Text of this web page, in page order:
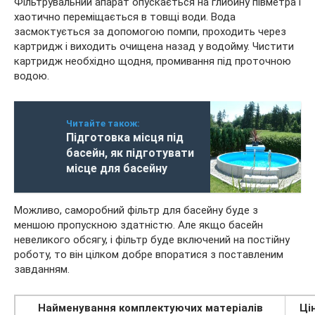
хаотично переміщається в товщі води. Вода
засмоктується за допомогою помпи, проходить через
картридж і виходить очищена назад у водойму. Чистити
картридж необхідно щодня, промивання під проточною
водою.
Читайте також:
Підготовка місця під
басейн, як підготувати
місце для басейну
Можливо, саморобний фільтр для басейну буде з
меншою пропускною здатністю. Але якщо басейн
невеликого обсягу, і фільтр буде включений на постійну
роботу, то він цілком добре впоратися з поставленим
завданням.
Найменування комплектуючих матеріалів